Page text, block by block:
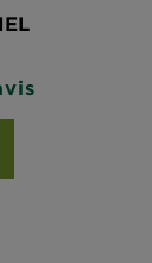
avis